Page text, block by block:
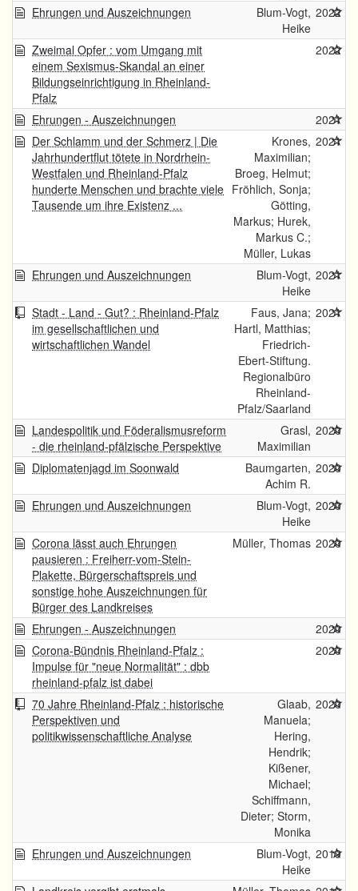
Ehrungen und Auszeichnungen
Blum-Vogt,
Heike
2022
Zweimal Opfer : vom Umgang mit
einem Sexismus-Skandal an einer
Bildungseinrichtigung in Rheinland-
Pfalz
2022
Ehrungen - Auszeichnungen
2021
Der Schlamm und der Schmerz | Die
Jahrhundertflut tötete in Nordrhein-
Westfalen und Rheinland-Pfalz
hunderte Menschen und brachte viele
Tausende um ihre Existenz ...
Krones,
Maximilian;
Broeg, Helmut;
Fröhlich, Sonja;
Götting,
Markus; Hurek,
Markus C.;
Müller, Lukas
2021
Ehrungen und Auszeichnungen
Blum-Vogt,
Heike
2021
Stadt - Land - Gut? : Rheinland-Pfalz
im gesellschaftlichen und
wirtschaftlichen Wandel
Faus, Jana;
Hartl, Matthias;
Friedrich-
Ebert-Stiftung.
Regionalbüro
Rheinland-
Pfalz/Saarland
2021
Landespolitik und Föderalismusreform
- die rheinland-pfälzische Perspektive
Grasl,
Maximilian
2020
Diplomatenjagd im Soonwald
Baumgarten,
Achim R.
2020
Ehrungen und Auszeichnungen
Blum-Vogt,
Heike
2020
Corona lässt auch Ehrungen
pausieren : Freiherr-vom-Stein-
Plakette, Bürgerschaftspreis und
sonstige hohe Auszeichnungen für
Bürger des Landkreises
Müller, Thomas 2020
Ehrungen - Auszeichnungen
2020
Corona-Bündnis Rheinland-Pfalz :
Impulse für "neue Normalität" : dbb
rheinland-pfalz ist dabei
2020
70 Jahre Rheinland-Pfalz : historische
Perspektiven und
politikwissenschaftliche Analyse
Glaab,
Manuela;
Hering,
Hendrik;
Kißener,
Michael;
Schiffmann,
Dieter; Storm,
Monika
2020
Ehrungen und Auszeichnungen
Blum-Vogt,
Heike
2019